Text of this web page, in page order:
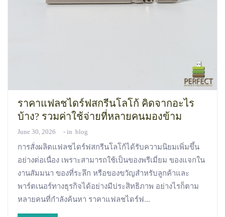
ราคาแฟลชไดร์ฟสกรีนโลโก้ คิดจากอะไร
บ้าง? รวมค่าใช้จ่ายที่หลายคนมองข้าม
June 30, 2026 in blog
การสั่งผลิตแฟลชไดร์ฟสกรีนโลโก้ได้รับความนิยมเพิ่มขึ้น
อย่างต่อเนื่อง เพราะสามารถใช้เป็นของพรีเมี่ยม ของแจกใน
งานสัมมนา ของที่ระลึก หรือของขวัญสำหรับลูกค้าและ
พาร์ตเนอร์ทางธุรกิจได้อย่างมีประสิทธิภาพ อย่างไรก็ตาม
หลายคนที่กำลังค้นหา ราคาแฟลชไดร์ฟ...